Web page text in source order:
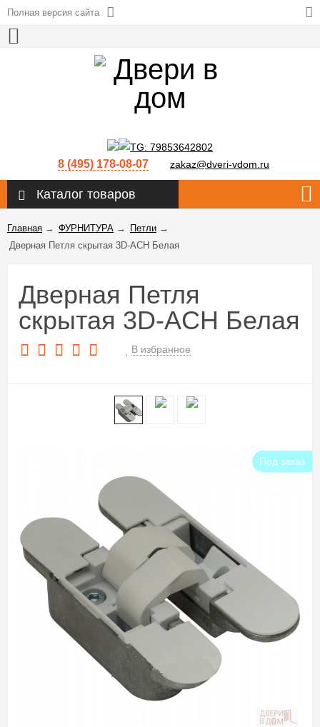
Полная версия сайта
8 (495) 178-08-07 zakaz@dveri-vdom.ru
Каталог товаров
Главная → ФУРНИТУРА → Петли →
Дверная Петля скрытая 3D-ACH Белая
Дверная Петля
скрытая 3D-ACH Белая
В избранное
Под заказ